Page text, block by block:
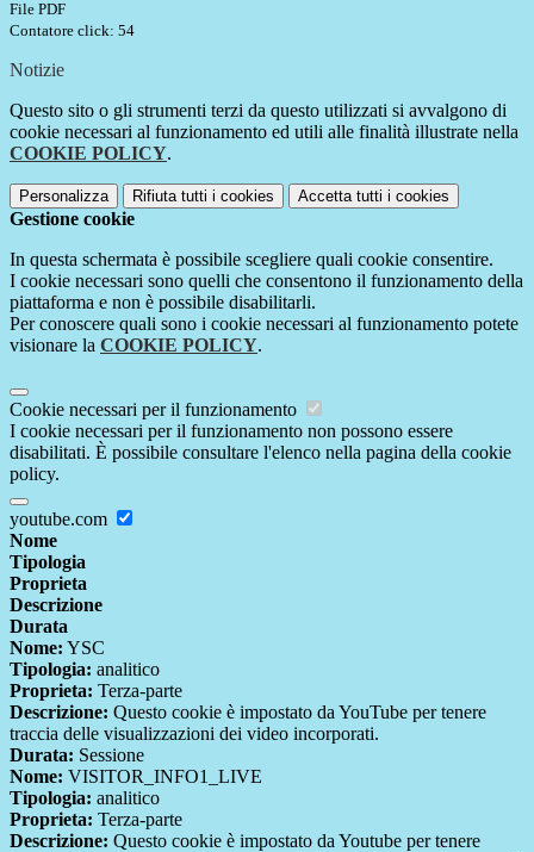
File PDF
Contatore click: 54
Notizie
Questo sito o gli strumenti terzi da questo utilizzati si avvalgono di
cookie necessari al funzionamento ed utili alle finalità illustrate nella
COOKIE POLICY.
Personalizza Rifiuta tutti i cookies Accetta tutti i cookies
Gestione cookie
In questa schermata è possibile scegliere quali cookie consentire.
I cookie necessari sono quelli che consentono il funzionamento della
piattaforma e non è possibile disabilitarli.
Per conoscere quali sono i cookie necessari al funzionamento potete
visionare la COOKIE POLICY.
Cookie necessari per il funzionamento
I cookie necessari per il funzionamento non possono essere
disabilitati. È possibile consultare l'elenco nella pagina della cookie
policy.
youtube.com
Nome
Tipologia
Proprieta
Descrizione
Durata
Nome: YSC
Tipologia: analitico
Proprieta: Terza-parte
Descrizione: Questo cookie è impostato da YouTube per tenere
traccia delle visualizzazioni dei video incorporati.
Durata: Sessione
Nome: VISITOR_INFO1_LIVE
Tipologia: analitico
Proprieta: Terza-parte
Descrizione: Questo cookie è impostato da Youtube per tenere